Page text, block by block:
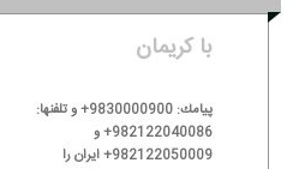
با كریمان
پیامك: 9830000900+ و تلفنها:
982122040086+ و
982122050009+ ایران را